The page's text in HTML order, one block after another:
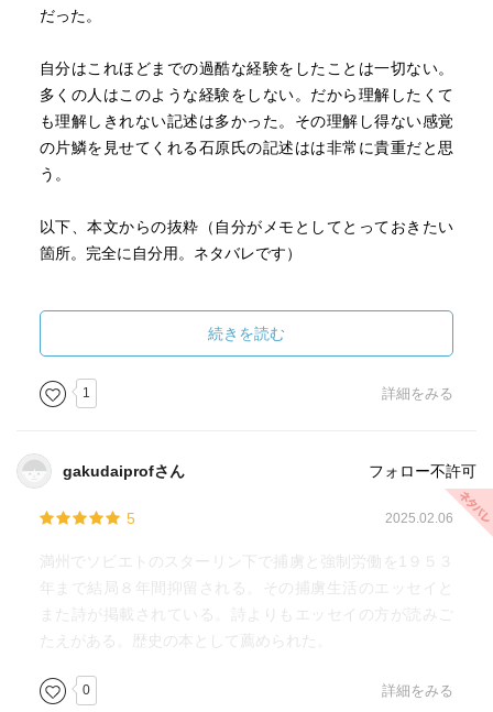
だった。
自分はこれほどまでの過酷な経験をしたことは一切ない。
多くの人はこのような経験をしない。だから理解したくて
も理解しきれない記述は多かった。その理解し得ない感覚
の片鱗を見せてくれる石原氏の記述はは非常に貴重だと思
う。
以下、本文からの抜粋（自分がメモとしてとっておきたい
箇所。完全に自分用。ネタバレです）
方が、はるかに重く苦しいことを知る人は意外にすくな
い。欠落したものをはっきり承認し、納得する以外には、
この過程をのりこえるどのような手段ものこされてはいな
かったのである。(p. 48)
単独者にいやおうなしに対置されるものは集団であり、そ
の集団のなかの一人が集団を否定するというかたちで、単
独者の位置を獲得する。(p. 54)
ことばは結局は、ただ一人の存在である自分自身を確認す
るただ一つの手段である (p. 69)
ものの価値は、それがうしなわれてみて、はじめてわか
る、うしなうということは、いうまでもなく不幸なことで
す。しかし、その不幸なことによってしか、私たちは、も
続きを読む
1 詳細をみる
gakudaiprofさん フォロー不許可
5 2025.02.06
満州でソビエトのスターリン下で捕虜と強制労働を1９５３
年まで結局８年間抑留される。その捕虜生活のエッセイと
また詩が掲載されている。詩よりもエッセイの方が読みご
たえがある。歴史の本として薦められた。
0 詳細をみる